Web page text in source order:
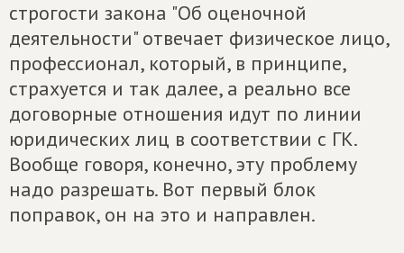
строгости закона "Об оценочной
деятельности" отвечает физическое лицо,
профессионал, который, в принципе,
страхуется и так далее, а реально все
договорные отношения идут по линии
юридических лиц в соответствии с ГК.
Вообще говоря, конечно, эту проблему
надо разрешать. Вот первый блок
поправок, он на это и направлен.